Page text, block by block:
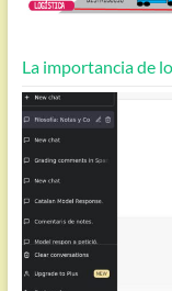
La importancia de